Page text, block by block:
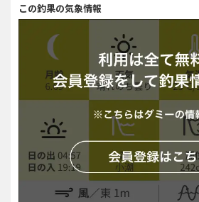
この釣果の気象情報